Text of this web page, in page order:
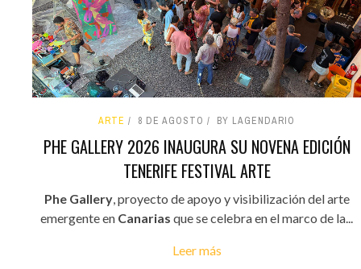
ARTE 8 DE AGOSTO BY LAGENDARIO
PHE GALLERY 2026 INAUGURA SU NOVENA EDICIÓN
TENERIFE FESTIVAL ARTE
Phe Gallery, proyecto de apoyo y visibilización del arte
emergente en Canarias que se celebra en el marco de la...
Leer más